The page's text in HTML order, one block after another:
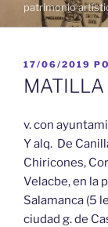
patrimonio
PUBLICADO
EL
17/06/2019
MATILLA
v. con
Y alq. De
Chiricones,
Velacbe, en la
Salamanca (5
ciudad g. de